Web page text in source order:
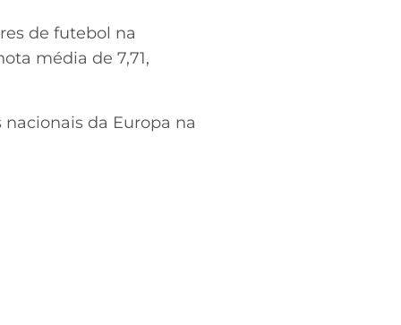
de futebol na
média de 7,71,
da Europa na